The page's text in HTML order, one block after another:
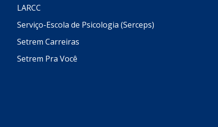
LARCC
Serviço-Escola de Psicologia (Serceps)
Setrem Carreiras
Setrem Pra Você